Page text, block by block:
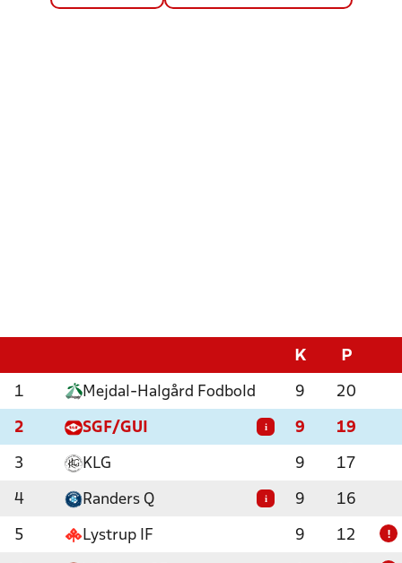
K P
1 Mejdal-Halgård Fodbold 9 20
2 SGF/GUI i 9 19
3 KLG 9 17
4 Randers Q i 9 16
5 Lystrup IF 9 12 !